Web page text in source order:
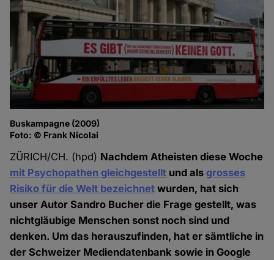
Buskampagne (2009)
Foto: © Frank Nicolai
ZÜRICH/CH. (hpd) Nachdem Atheisten diese Woche
mit Psychopathen gleichgestellt und alsgrosses
Risiko für die Welt bezeichnet wurden, hat sich
unser Autor Sandro Bucher die Frage gestellt, was
nichtgläubige Menschen sonst noch sind und
denken. Um das herauszufinden, hat er sämtliche in
der Schweizer Mediendatenbank sowie in Google